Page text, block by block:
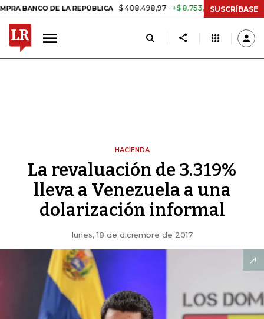
DE LA REPÚBLICA $ 408.498,97 +$ 8.753,81 +2,19% TASA DE
SUSCRÍBASE
HACIENDA
La revaluación de 3.319%
lleva a Venezuela a una
dolarización informal
lunes, 18 de diciembre de 2017